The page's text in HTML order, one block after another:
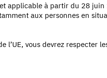
applicable à partir du 28
aux personnes en
l’UE, vous devrez respecter